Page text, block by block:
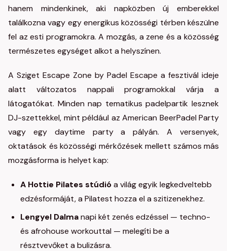
hanem mindenkinek, aki napközben új emberekkel
találkozna vagy egy energikus közösségi térben készülne
fel az esti programokra. A mozgás, a zene és a közösség
természetes egységet alkot a helyszínen.
A Sziget Escape Zone by Padel Escape a fesztivál ideje
alatt változatos nappali programokkal várja a
látogatókat. Minden nap tematikus padelpartik lesznek
DJ-szettekkel, mint például az American BeerPadel Party
vagy egy daytime party a pályán. A versenyek,
oktatások és közösségi mérkőzések mellett számos más
mozgásforma is helyet kap:
A Hottie Pilates stúdióa világ egyik legkedveltebb
edzésformáját, a Pilatest hozza el a szitizenekhez.
Lengyel Dalmanapi két zenés edzéssel — techno-
és afrohouse workouttal — melegíti be a
résztvevőket a bulizásra.